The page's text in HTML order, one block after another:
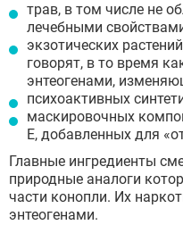
трав, в том числе не
лечебными
экзотических
говорят, в то время
энтеогенами,
психоактивных
маскировочных
Е, добавленных для
Главные ингредиенты
природные аналоги
части конопли. Их
энтеогенами.